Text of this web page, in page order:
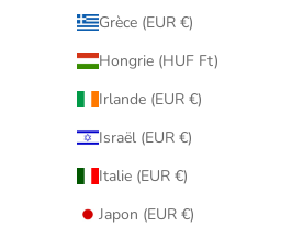
Grèce (EUR €)
Hongrie (HUF Ft)
Irlande (EUR €)
Israël (EUR €)
Italie (EUR €)
Japon (EUR €)